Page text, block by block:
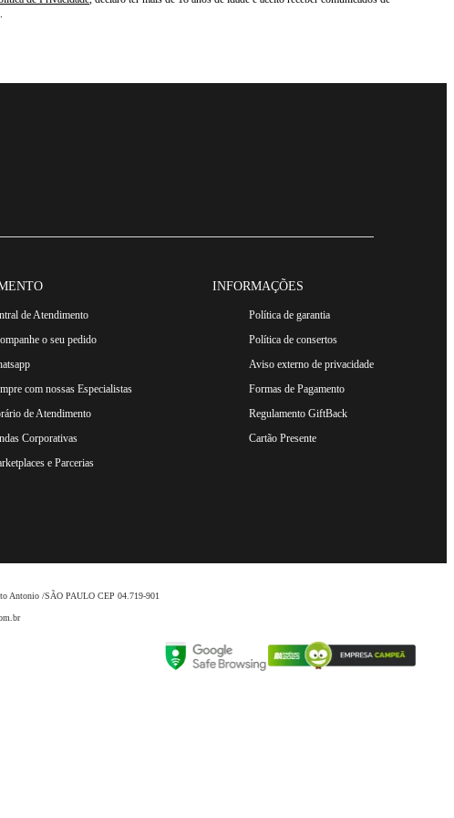
de Atendimento
o seu pedido
com nossas Especialistas
de Atendimento
Corporativas
e Parcerias
INFORMAÇÕES
Política de garantia
Política de consertos
Aviso externo de privacidade
Formas de Pagamento
Regulamento GiftBack
Cartão Presente
Antonio /SÃO PAULO CEP 04.719-901